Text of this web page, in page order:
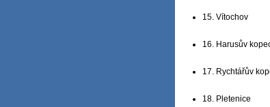
15. Vítochov
16. Harusův
17. Rychtářův
18. Pletenice